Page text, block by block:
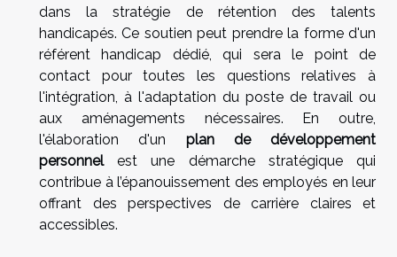
dans la stratégie de rétention des talents
handicapés. Ce soutien peut prendre la forme d'un
référent handicap dédié, qui sera le point de
contact pour toutes les questions relatives à
l'intégration, à l'adaptation du poste de travail ou
aux aménagements nécessaires. En outre,
l'élaboration d'un plan de développement
personnelest une démarche stratégique qui
contribue à l’épanouissement des employés en leur
offrant des perspectives de carrière claires et
accessibles.